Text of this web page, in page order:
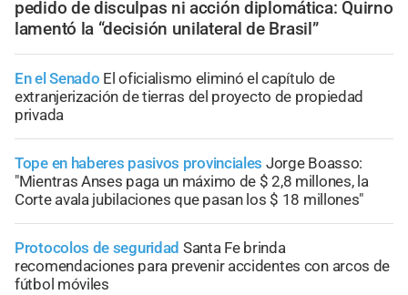
pedido de disculpas ni acción diplomática: Quirno
lamentó la “decisión unilateral de Brasil”
En el Senado El oficialismo eliminó el capítulo de
extranjerización de tierras del proyecto de propiedad
privada
Tope en haberes pasivos provinciales Jorge Boasso:
"Mientras Anses paga un máximo de $ 2,8 millones, la
Corte avala jubilaciones que pasan los $ 18 millones"
Protocolos de seguridad Santa Fe brinda
recomendaciones para prevenir accidentes con arcos de
fútbol móviles